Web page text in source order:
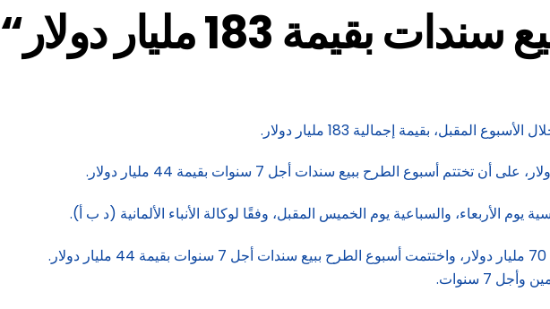
183 مليار دولار
بقيمة إجمالية 183 مليار دولار.
الأربعاء، والسباعية يوم الخميس المقبل، وفقًا لوكالة الأنباء الألمانية (د ب أ).
وكانت الوزارة قد باعت الشهر الماضي سندات أجل عامين بقيمة 69 مليار دولار، وسندات أجل 5 سنوات بقيمة 70 مليار دولار، واختتمت أسبوع الطرح ببيع سندات أجل 7 سنوات بقيمة 44 مليار دولار.
7 سنوات.